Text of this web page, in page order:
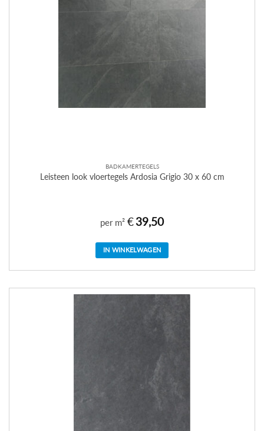
BADKAMERTEGELS
Leisteen look vloertegels Ardosia Grigio 30 x 60 cm
per m² €39,50
IN WINKELWAGEN